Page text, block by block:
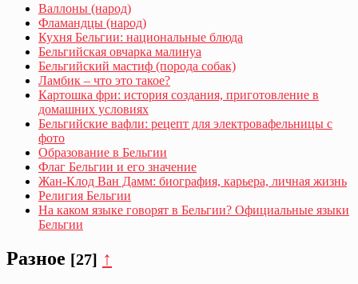
Валлоны (народ)
Фламандцы (народ)
Кухня Бельгии: национальные блюда
Бельгийская овчарка малинуа
Бельгийский мастиф (порода собак)
Ламбик – что это такое?
Картошка фри: история создания, приготовление в
домашних условиях
Бельгийские вафли: рецепт для электровафельницы с
фото
Образование в Бельгии
Флаг Бельгии и его значение
Жан-Клод Ван Дамм: биография, карьера, личная жизнь
Религия Бельгии
На каком языке говорят в Бельгии? Официальные языки
Бельгии
Разное [27] ↑